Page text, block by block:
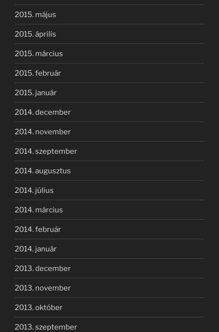
2015. május
2015. április
2015. március
2015. február
2015. január
2014. december
2014. november
2014. szeptember
2014. augusztus
2014. július
2014. március
2014. február
2014. január
2013. december
2013. november
2013. október
2013. szeptember